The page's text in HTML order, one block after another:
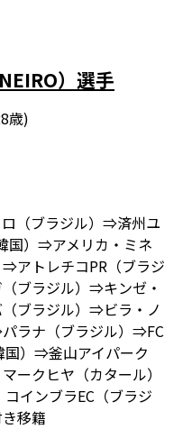
）選手
歳)
（ブラジル）⇒済州ユ
国）⇒アメリカ・ミネ
アトレチコPR（ブラジ
ブラジル）⇒キンゼ・
ブラジル）⇒ビラ・ノ
ラナ（ブラジル）⇒FC
）⇒釜山アイパーク
ークヒヤ（カタール）
インブラEC（ブラジ
移籍